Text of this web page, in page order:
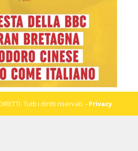
Tutti i diritti riservati. - Privacy